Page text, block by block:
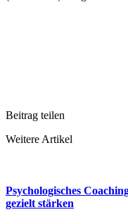
Beitrag teilen
Weitere Artikel
Psychologisches
gezielt stärken